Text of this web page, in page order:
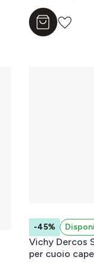
Aggiungi al
-45%
Vichy Dercos
per cuoio